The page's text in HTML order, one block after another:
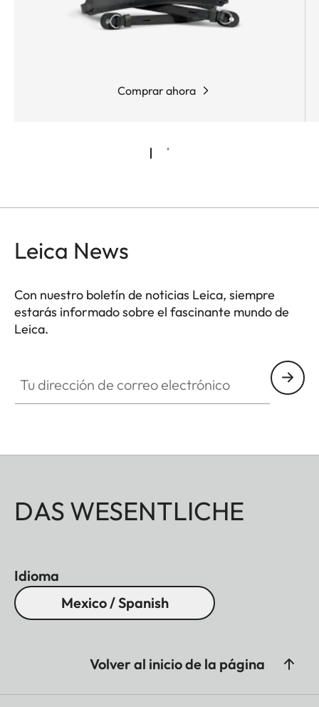
Comprar ahora
Leica News
Con nuestro boletín de noticias Leica, siempre
estarás informado sobre el fascinante mundo de
Leica.
DAS WESENTLICHE
Idioma
Mexico / Spanish
Volver al inicio de la página